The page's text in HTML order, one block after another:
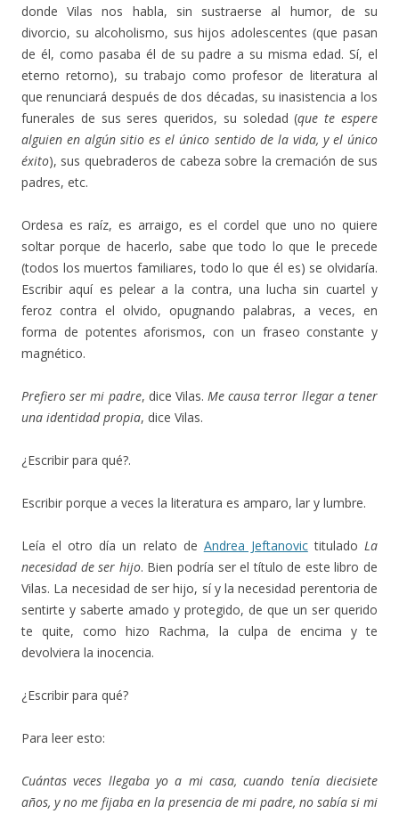
donde Vilas nos habla, sin sustraerse al humor, de su
divorcio, su alcoholismo, sus hijos adolescentes (que pasan
de él, como pasaba él de su padre a su misma edad. Sí, el
eterno retorno), su trabajo como profesor de literatura al
que renunciará después de dos décadas, su inasistencia a los
funerales de sus seres queridos, su soledad (que te espere
alguien en algún sitio es el único sentido de la vida, y el único
éxito), sus quebraderos de cabeza sobre la cremación de sus
padres, etc.
Ordesa es raíz, es arraigo, es el cordel que uno no quiere
soltar porque de hacerlo, sabe que todo lo que le precede
(todos los muertos familiares, todo lo que él es) se olvidaría.
Escribir aquí es pelear a la contra, una lucha sin cuartel y
feroz contra el olvido, opugnando palabras, a veces, en
forma de potentes aforismos, con un fraseo constante y
magnético.
Prefiero ser mi padre, dice Vilas.Me causa terror llegar a tener
una identidad propia, dice Vilas.
¿Escribir para qué?.
Escribir porque a veces la literatura es amparo, lar y lumbre.
Leía el otro día un relato de Andrea JeftanovictituladoLa
necesidad de ser hijo. Bien podría ser el título de este libro de
Vilas. La necesidad de ser hijo, sí y la necesidad perentoria de
sentirte y saberte amado y protegido, de que un ser querido
te quite, como hizo Rachma, la culpa de encima y te
devolviera la inocencia.
¿Escribir para qué?
Para leer esto:
Cuántas veces llegaba yo a mi casa, cuando tenía diecisiete
años, y no me fijaba en la presencia de mi padre, no sabía si mi